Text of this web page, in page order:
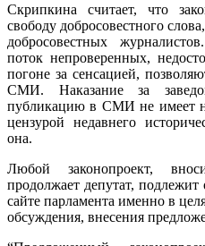
Скрипкина считает, что
свободу добросовестного
добросовестных
поток непроверенных,
погоне за сенсацией,
СМИ. Наказание за
публикацию в СМИ не имеет
цензурой недавнего
она.
Любой законопроект,
продолжает депутат,
сайте парламента именно в
обсуждения, внесения